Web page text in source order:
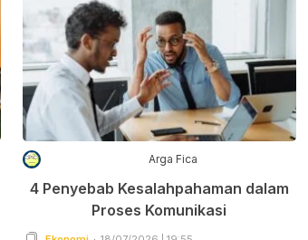
Arga Fica
4 Penyebab Kesalahpahaman dalam
Proses Komunikasi